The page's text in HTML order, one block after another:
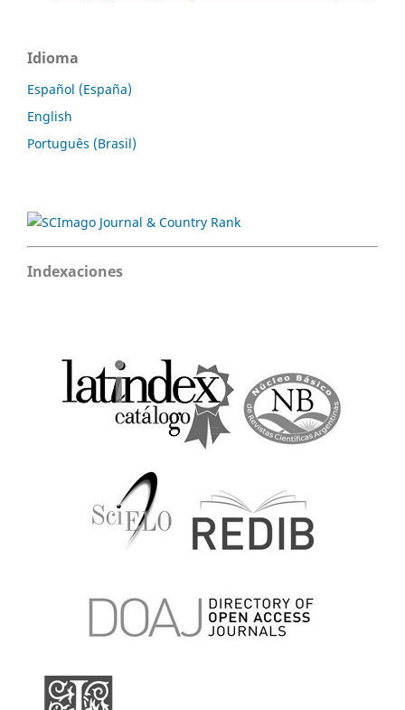
Idioma
Español (España)
English
Português (Brasil)
Indexaciones